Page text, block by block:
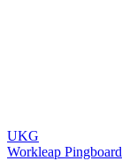
UKG
Workleap Pingboard